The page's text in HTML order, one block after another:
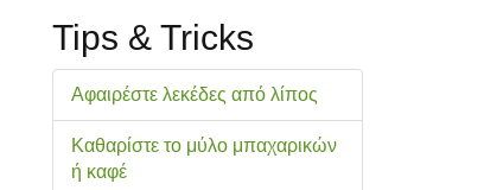
Tips & Tricks
Αφαιρέστε λεκέδες από λίπος
Καθαρίστε το μύλο μπαχαρικών
ή καφέ